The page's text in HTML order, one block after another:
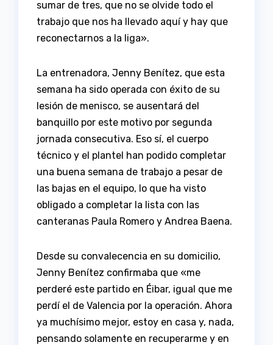
sumar de tres, que no se olvide todo el
trabajo que nos ha llevado aquí y hay que
reconectarnos a la liga».
La entrenadora, Jenny Benítez, que esta
semana ha sido operada con éxito de su
lesión de menisco, se ausentará del
banquillo por este motivo por segunda
jornada consecutiva. Eso sí, el cuerpo
técnico y el plantel han podido completar
una buena semana de trabajo a pesar de
las bajas en el equipo, lo que ha visto
obligado a completar la lista con las
canteranas Paula Romero y Andrea Baena.
Desde su convalecencia en su domicilio,
Jenny Benítez confirmaba que «me
perderé este partido en Éibar, igual que me
perdí el de Valencia por la operación. Ahora
ya muchísimo mejor, estoy en casa y, nada,
pensando solamente en recuperarme y en